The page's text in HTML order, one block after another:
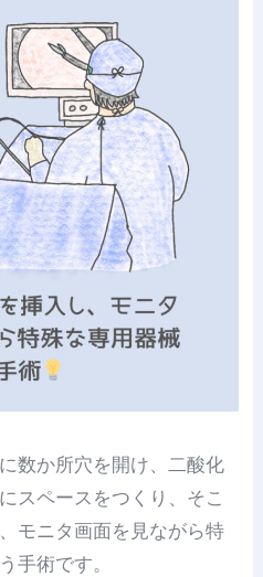
数か所穴を開け、二酸化
スペースをつくり、そこ
モニタ画面を見ながら特
手術です。